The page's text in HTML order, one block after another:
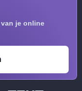
je online